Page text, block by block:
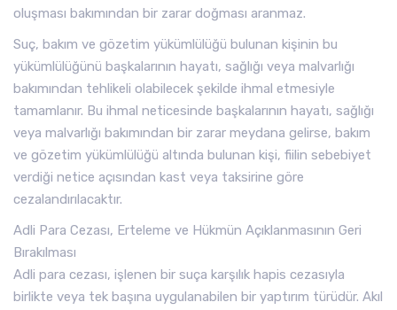
oluşması bakımından bir zarar doğması aranmaz.
Suç, bakım ve gözetim yükümlülüğü bulunan kişinin bu
yükümlülüğünü başkalarının hayatı, sağlığı veya malvarlığı
bakımından tehlikeli olabilecek şekilde ihmal etmesiyle
tamamlanır. Bu ihmal neticesinde başkalarının hayatı, sağlığı
veya malvarlığı bakımından bir zarar meydana gelirse, bakım
ve gözetim yükümlülüğü altında bulunan kişi, fiilin sebebiyet
verdiği netice açısından kast veya taksirine göre
cezalandırılacaktır.
Adli Para Cezası, Erteleme ve Hükmün Açıklanmasının Geri
Bırakılması
Adli para cezası, işlenen bir suça karşılık hapis cezasıyla
birlikte veya tek başına uygulanabilen bir yaptırım türüdür. Akıl